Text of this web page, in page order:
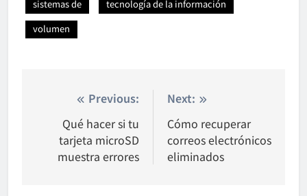
sistemas de
tecnología de la información
volumen
Nawigacja
wpisu
Previous:
Qué hacer si tu
tarjeta microSD
muestra errores
Next:
Cómo recuperar
correos electrónicos
eliminados